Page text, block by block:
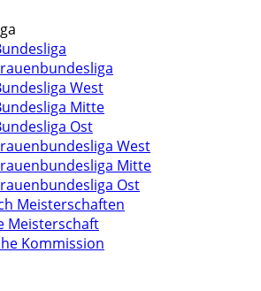
West
Mitte
Ost
West
Mitte
Ost
Meisterschaften
Meisterschaft
Kommission